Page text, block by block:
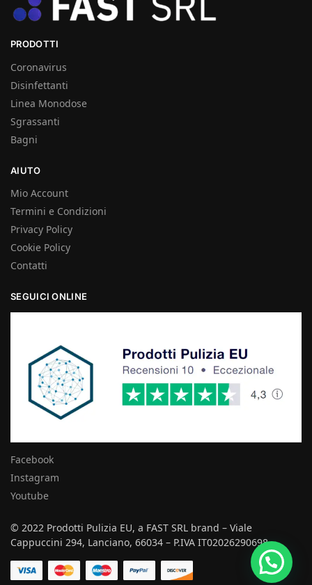
PRODOTTI
Coronavirus
Disinfettanti
Linea Monodose
Sgrassanti
Bagni
AIUTO
Mio Account
Termini e Condizioni
Privacy Policy
Cookie Policy
Contatti
SEGUICI ONLINE
Facebook
Instagram
Youtube
© 2022 Prodotti Pulizia EU, a FAST SRL brand – Viale
Cappuccini 294, Lanciano, 66034 – P.IVA IT02026290698
Hai bisogno di aiuto?